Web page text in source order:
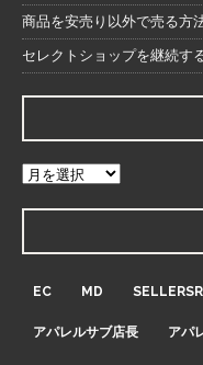
商品を安売り以外で売る方
セレクトショップを継続す
EC MD
アパレルサブ店長 アパ